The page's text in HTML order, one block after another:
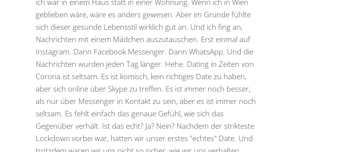
geblieben wäre, wäre es anders gewesen. Aber im Grunde fühlte
sich dieser gesunde Lebensstil wirklich gut an. Und ich fing an,
Nachrichten mit einem Mädchen auszutauschen. Erst einmal auf
Instagram. Dann Facebook Messenger. Dann WhatsApp. Und die
Nachrichten wurden jeden Tag länger. Hehe. Dating in Zeiten von
Corona ist seltsam. Es ist komisch, kein richtiges Date zu haben,
aber sich online über Skype zu treffen. Es ist immer noch besser,
als nur über Messenger in Kontakt zu sein, aber es ist immer noch
seltsam. Es fehlt einfach das genaue Gefühl, wie sich das
Gegenüber verhält. Ist das echt? Ja? Nein? Nachdem der strikteste
Lockdown vorbei war, hatten wir unser erstes "echtes" Date. Und